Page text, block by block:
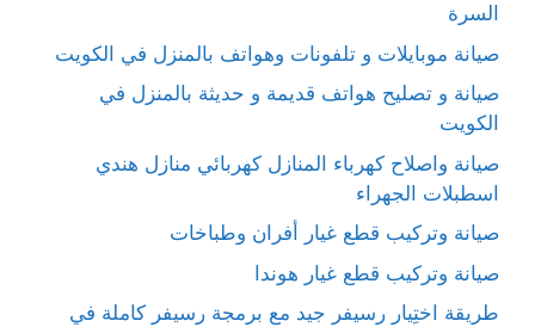
السرة
صيانة موبايلات و تلفونات وهواتف بالمنزل في الكويت
صيانة و تصليح هواتف قديمة و حديثة بالمنزل في
الكويت
صيانة واصلاح كهرباء المنازل كهربائي منازل هندي
اسطبلات الجهراء
صيانة وتركيب قطع غيار أفران وطباخات
صيانة وتركيب قطع غيار هوندا
طريقة اختِيار رسيفر جيد مع برمجة رسيفر كاملة في